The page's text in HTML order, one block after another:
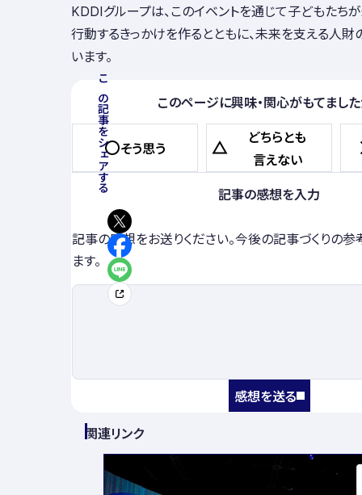
KDDIグループは、このイベントを通じて子どもたち
行動するきっかけを作るとともに、未来を支える人
います。
この記事をシェアする このページに興味・関心がもてました
そう思う
どちらとも
言えない
記事の感想を入力
記事の感想をお送りください。今後の記事づくりの
ます。
感想を送る
関連リンク